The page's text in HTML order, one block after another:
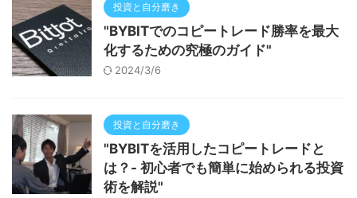
投資と自分磨き
"BYBITでのコピートレード勝率を最大
化するための究極のガイド"
2024/3/6
投資と自分磨き
"BYBITを活用したコピートレードと
は？- 初心者でも簡単に始められる投資
術を解説"